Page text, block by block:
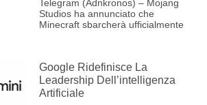
Telegram (Adnkronos) – Mojang
Studios ha annunciato che
Minecraft sbarcherà ufficialmente
Google Ridefinisce La
Leadership Dell’intelligenza
Artificiale